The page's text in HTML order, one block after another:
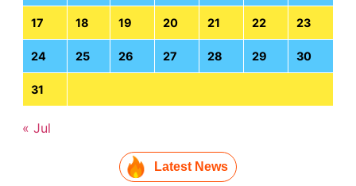
17 18 19 20 21 22 23
24 25 26 27 28 29 30
31
« Jul
Latest News